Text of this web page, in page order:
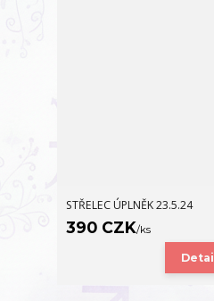
STŘELEC ÚPLNĚK 23.5.24
390 CZK/ks
Detail